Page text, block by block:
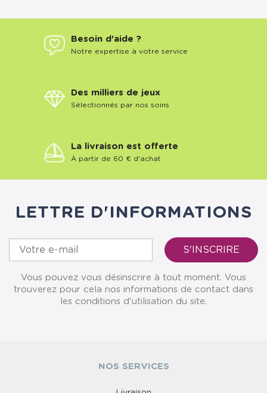
Besoin d'aide ?
Notre expertise à votre service
Des milliers de jeux
Sélectionnés par nos soins
La livraison est offerte
À partir de 60 € d'achat
LETTRE D'INFORMATIONS
Vous pouvez vous désinscrire à tout moment. Vous
trouverez pour cela nos informations de contact dans
les conditions d'utilisation du site.
NOS SERVICES